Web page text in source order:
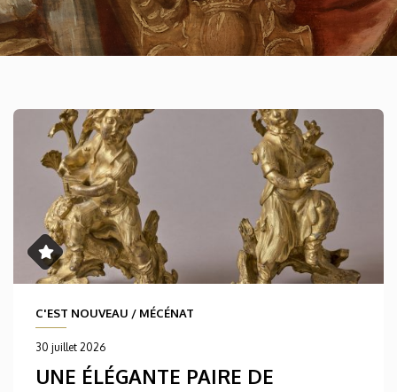
C'EST NOUVEAU / MÉCÉNAT
30 juillet 2026
UNE ÉLÉGANTE PAIRE DE